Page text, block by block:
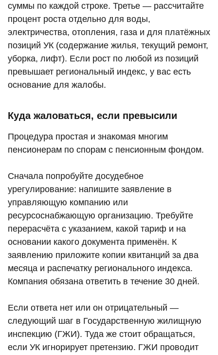
суммы по каждой строке. Третье — рассчитайте
процент роста отдельно для воды,
электричества, отопления, газа и для платёжных
позиций УК (содержание жилья, текущий ремонт,
уборка, лифт). Если рост по любой из позиций
превышает региональный индекс, у вас есть
основание для жалобы.
Куда жаловаться, если превысили
Процедура простая и знакомая многим
пенсионерам по спорам с пенсионным фондом.
Сначала попробуйте досудебное
урегулирование: напишите заявление в
управляющую компанию или
ресурсоснабжающую организацию. Требуйте
перерасчёта с указанием, какой тариф и на
основании какого документа применён. К
заявлению приложите копии квитанций за два
месяца и распечатку регионального индекса.
Компания обязана ответить в течение 30 дней.
Если ответа нет или он отрицательный —
следующий шаг в Государственную жилищную
инспекцию (ГЖИ). Туда же стоит обращаться,
если УК игнорирует претензию. ГЖИ проводит